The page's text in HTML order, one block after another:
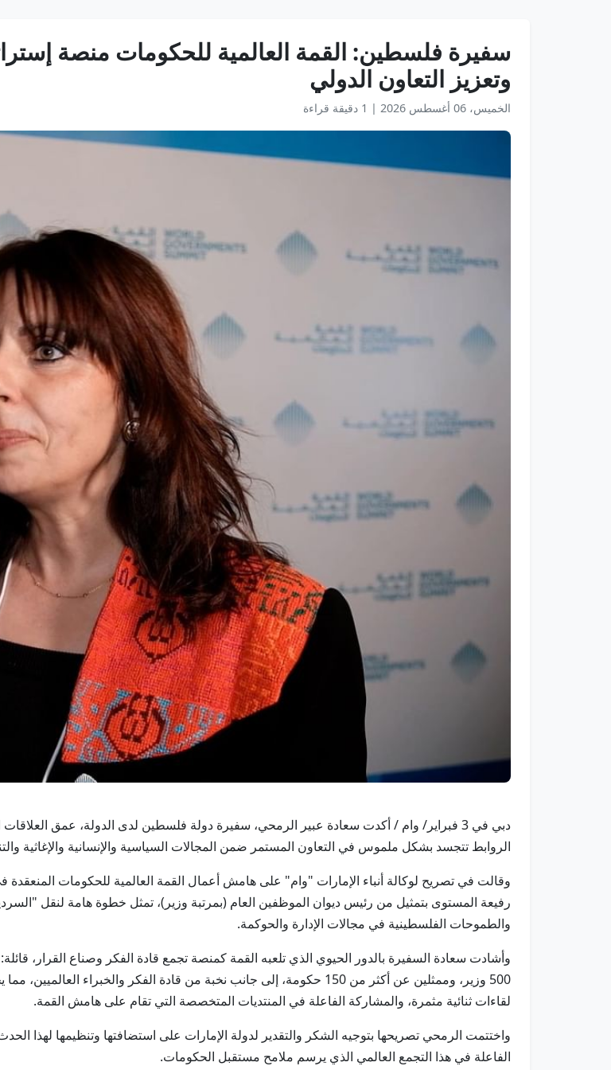
سفيرة فلسطين: القمة العالمية للحكومات منصة
وتعزيز التعاون الدولي
الخميس، 06 أغسطس 2026 | 1 دقيقة قراءة
دبي في 3 فبراير/ وام / أكدت سعادة عبير الرمحي، سفيرة دولة فلسطين لدى الدولة، عمق
الروابط تتجسد بشكل ملموس في التعاون المستمر ضمن المجالات السياسية والإنسانية والإغاثية
وقالت في تصريح لوكالة أنباء الإمارات "وام" على هامش أعمال القمة العالمية للحكومات
رفيعة المستوى بتمثيل من رئيس ديوان الموظفين العام (بمرتبة وزير)، تمثل خطوة هامة لنقل
والطموحات الفلسطينية في مجالات الإدارة والحوكمة.
500 وزير، وممثلين عن أكثر من 150 حكومة، إلى جانب نخبة من قادة الفكر
لقاءات ثنائية مثمرة، والمشاركة الفاعلة في المنتديات المتخصصة التي تقام على هامش القمة.
واختتمت الرمحي تصريحها بتوجيه الشكر والتقدير لدولة الإمارات على استضافتها وتنظيمها لهذا
الفاعلة في هذا التجمع العالمي الذي يرسم ملامح مستقبل الحكومات.